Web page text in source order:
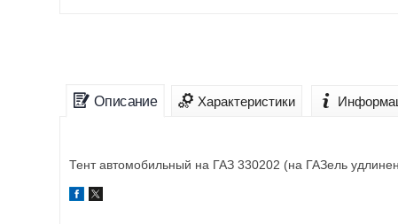
Описание Характеристики
Тент автомобильный на ГАЗ 330202 (на ГАЗель